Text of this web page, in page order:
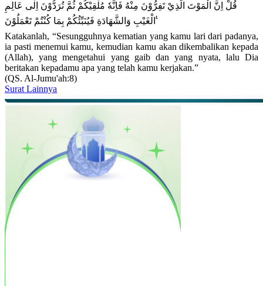
قُلْ اِنَّ الْمَوْتَ الَّذِيْ تَفِرُّوْنَ مِنْهُ فَاِنَّهٗ مُلٰقِيْكُمْ ثُمَّ تُرَدُّوْنَ اِلٰى عَالِمِ
الْغَيْبِ وَالشَّهَادَةِ فَيُنَبِّئُكُمْ بِمَا كُنْتُمْ تَعْمَلُوْنَ ࣖ
Katakanlah, “Sesungguhnya kematian yang kamu lari dari padanya,
ia pasti menemui kamu, kemudian kamu akan dikembalikan kepada
(Allah), yang mengetahui yang gaib dan yang nyata, lalu Dia
beritakan kepadamu apa yang telah kamu kerjakan.”
(QS. Al-Jumu'ah:8)
Surat Lainnya